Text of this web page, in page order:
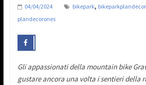
04/04/2024 bikepark,
plandecorones
Gli appassionati della mountain bike
gustare ancora una volta i sentieri della